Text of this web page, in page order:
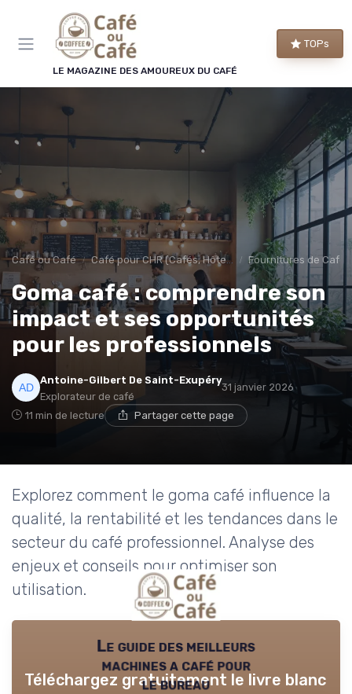
LE MAGAZINE DES AMOUREUX DU CAFÉ
TOPs
Café ou Café Café pour CHR (Cafés, Hôtels, Restaurants) Fournitures de Café
Goma café : comprendre son
impact et ses opportunités
pour les professionnels
Antoine-Gilbert De Saint-Exupéry
Explorateur de café
31 janvier 2026
11 min de lecture Partager cette page
Explorez comment le goma café influence la
qualité, la rentabilité et les tendances dans le
secteur du café professionnel. Analyse des
enjeux et conseils pour optimiser son
utilisation.
Le guide des meilleurs
machines a café pour
le bureau
Téléchargez gratuitement le livre blanc
×
LE CLUB CAFÉ OU CAFÉ
Rejoignez le club des
amoureux du café !
Chaque semaine, nos meilleures sélections de
machines et de cafés, les bons plans repérés par
la rédaction et les conseils qui changent vraiment
le goût de votre tasse.
Bons plans Guides d'achat
Conseils barista Avant-première
→ Je rejoins le club
* En rejoignant le club, j'accepte de recevoir les emails
Panneau de gestion des cookies